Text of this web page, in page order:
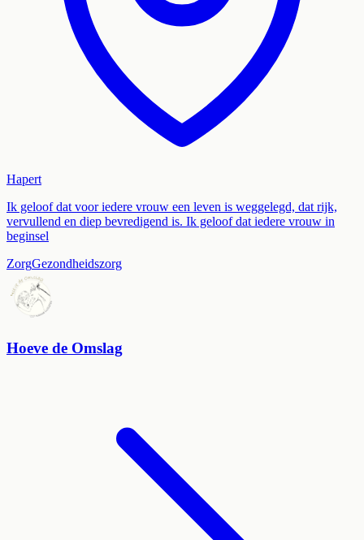
Hapert
Ik geloof dat voor iedere vrouw een leven is weggelegd, dat rijk,
vervullend en diep bevredigend is. Ik geloof dat iedere vrouw in
beginsel
ZorgGezondheidszorg
Hoeve de Omslag